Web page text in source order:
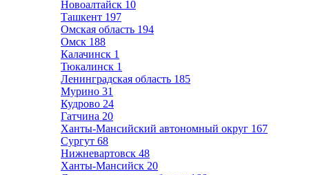
Новоалтайск 10
Ташкент 197
Омская область 194
Омск 188
Калачинск 1
Тюкалинск 1
Ленинградская область 185
Мурино 31
Кудрово 24
Гатчина 20
Ханты-Мансийский автономный округ 167
Сургут 68
Нижневартовск 48
Ханты-Мансийск 20